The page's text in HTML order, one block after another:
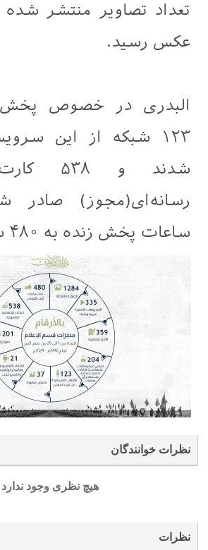
عکس رسید.
البدری در خصوص
۱۲۳ شبکه از این
شدند و
رسانه‌ای(مجوز) صادر
ساعات پخش زنده به ۴۸۰ ساعت رسید.
نظرات خوانندگان
هیچ نظری وجود ندارد
نظرات